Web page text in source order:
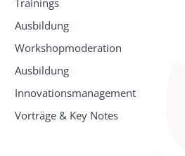
Trainings
Ausbildung
Workshopmoderation
Ausbildung
Innovationsmanagement
Vorträge & Key Notes